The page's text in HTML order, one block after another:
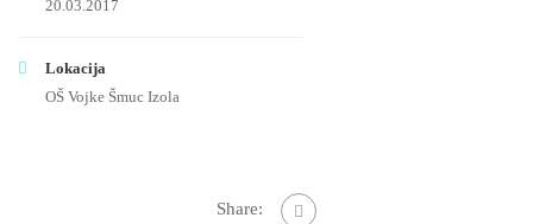
20.03.2017
Lokacija
OŠ Vojke Šmuc Izola
Share: